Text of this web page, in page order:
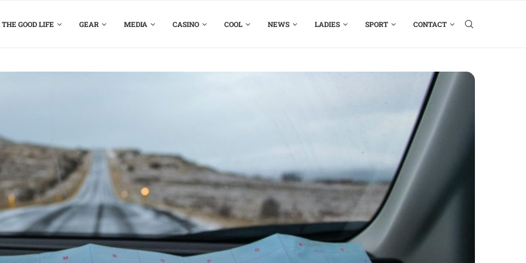
THE GOOD LIFE GEAR MEDIA CASINO COOL NEWS LADIES SPORT CONTACT